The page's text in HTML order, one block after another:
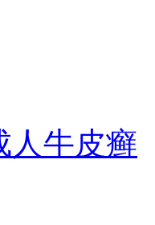
人牛皮癣